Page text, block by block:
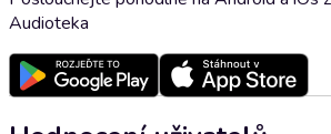
Audioteka